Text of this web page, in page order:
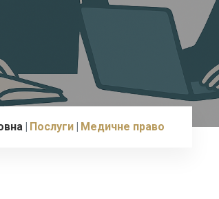
Послуги Медичне право